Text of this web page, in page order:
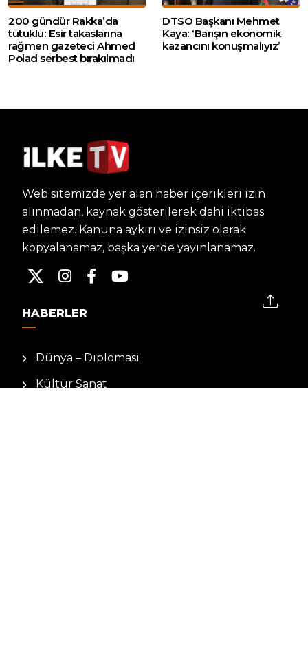
200 gündür Rakka’da
tutuklu: Esir takaslarına
rağmen gazeteci Ahmed
Polad serbest bırakılmadı
DTSO Başkanı Mehmet
Kaya: ‘Barışın ekonomik
kazancını konuşmalıyız’
Web sitemizde yer alan haber içerikleri izin
alınmadan, kaynak gösterilerek dahi iktibas
edilemez. Kanuna aykırı ve izinsiz olarak
kopyalanamaz, başka yerde yayınlanamaz.
HABERLER
Dünya – Diplomasi
Kültür Sanat